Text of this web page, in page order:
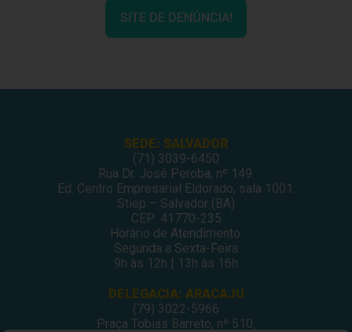
SITE DE DENÚNCIA!
SEDE: SALVADOR
(71) 3039-6450
Rua Dr. José Peroba, nº 149.
Ed. Centro Empresarial Eldorado, sala 1001.
Stiep – Salvador (BA)
CEP: 41770-235
Horário de Atendimento:
Segunda a Sexta-Feira
9h às 12h | 13h às 16h
DELEGACIA: ARACAJU
(79) 3022-5966
Praça Tobias Barreto, nº 510,